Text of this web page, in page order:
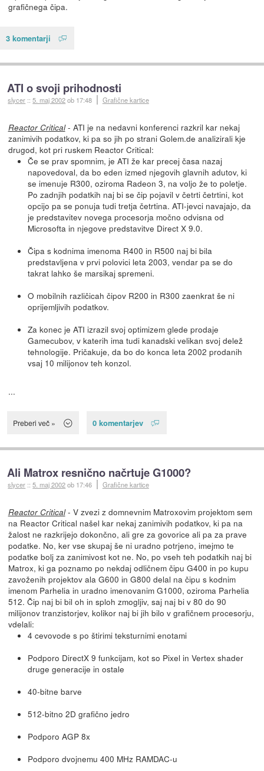
grafičnega čipa.
3 komentarji
ATI o svoji prihodnosti
slycer ::5. maj 2002ob 17:48 Grafične kartice
Reactor Critical- ATI je na nedavni konferenci razkril kar nekaj
zanimivih podatkov, ki pa so jih po strani Golem.de analizirali kje
drugod, kot pri ruskem Reactor Critical:
Če se prav spomnim, je ATI že kar precej časa nazaj
napovedoval, da bo eden izmed njegovih glavnih adutov, ki
se imenuje R300, oziroma Radeon 3, na voljo že to poletje.
Po zadnjih podatkih naj bi se čip pojavil v četrti četrtini, kot
opcijo pa se ponuja tudi tretja četrtina. ATI-jevci navajajo, da
je predstavitev novega procesorja močno odvisna od
Microsofta in njegove predstavitve Direct X 9.0.
Čipa s kodnima imenoma R400 in R500 naj bi bila
predstavljena v prvi polovici leta 2003, vendar pa se do
takrat lahko še marsikaj spremeni.
O mobilnih različicah čipov R200 in R300 zaenkrat še ni
oprijemljivih podatkov.
Za konec je ATI izrazil svoj optimizem glede prodaje
Gamecubov, v katerih ima tudi kanadski velikan svoj delež
tehnologije. Pričakuje, da bo do konca leta 2002 prodanih
vsaj 10 milijonov teh konzol.
...
Preberi več » 0 komentarjev
Ali Matrox resnično načrtuje G1000?
slycer ::5. maj 2002ob 17:46 Grafične kartice
Reactor Critical- V zvezi z domnevnim Matroxovim projektom sem
na Reactor Critical našel kar nekaj zanimivih podatkov, ki pa na
žalost ne razkrijejo dokončno, ali gre za govorice ali pa za prave
podatke. No, ker vse skupaj še ni uradno potrjeno, imejmo te
podatke bolj za zanimivost kot ne. No, po vseh teh podatkih naj bi
Matrox, ki ga poznamo po nekdaj odličnem čipu G400 in po kupu
zavoženih projektov ala G600 in G800 delal na čipu s kodnim
imenom Parhelia in uradno imenovanim G1000, oziroma Parhelia
512. Čip naj bi bil oh in sploh zmogljiv, saj naj bi v 80 do 90
milijonov tranzistorjev, kolikor naj bi jih bilo v grafičnem procesorju,
vdelali:
4 cevovode s po štirimi teksturnimi enotami
Podporo DirectX 9 funkcijam, kot so Pixel in Vertex shader
druge generacije in ostale
40-bitne barve
512-bitno 2D grafično jedro
Podporo AGP 8x
Podporo dvojnemu 400 MHz RAMDAC-u